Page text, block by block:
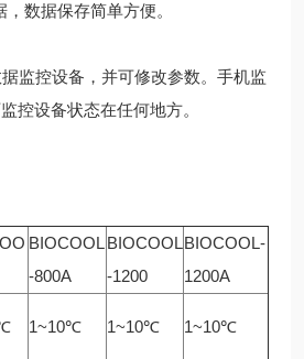
数据保存简单方便。
控设备，并可修改参数。手机监
控设备状态在任何地方。
BIOCOOL
-800A
BIOCOOL
-1200
BIOCOOL-
1200A
1~10℃ 1~10℃ 1~10℃